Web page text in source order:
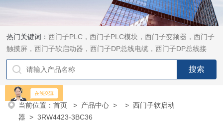
热门关键词：西门子PLC，西门子PLC模块，西门子变频器，西门子
触摸屏，西门子软启动器，西门子DP总线电缆，西门子DP总线接
头，西门子CP通讯网卡，西门子数控系统及停产备件
当前位置：首页 > 产品中心 > >西门子软启动
器 > 3RW4423-3BC36